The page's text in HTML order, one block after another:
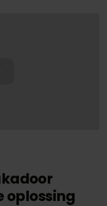
oplossing